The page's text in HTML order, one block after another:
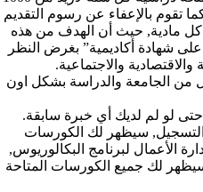
تقوم بالإعفاء عن رسوم التقديم
مادية, حيث أن الهدف من هذه
شهادة أكاديمية” بغرض النظر
والاجتماعية.
من الجامعة والدراسة بشكل اون
حتى لو لم لديك أي خبرة سابقة.
التسجيل, سيظهر لك الكورسات
الأعمال لبرنامج البكالوريوس,
سيظهر لك جميع الكورسات المتاحة